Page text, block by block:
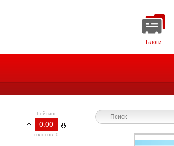
Блоги
Рейтинг
0.00
голосов: 0